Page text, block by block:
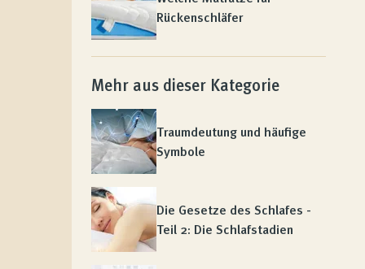
Rückenschläfer
Mehr aus dieser Kategorie
Traumdeutung und häufige
Symbole
Die Gesetze des Schlafes -
Teil 2: Die Schlafstadien